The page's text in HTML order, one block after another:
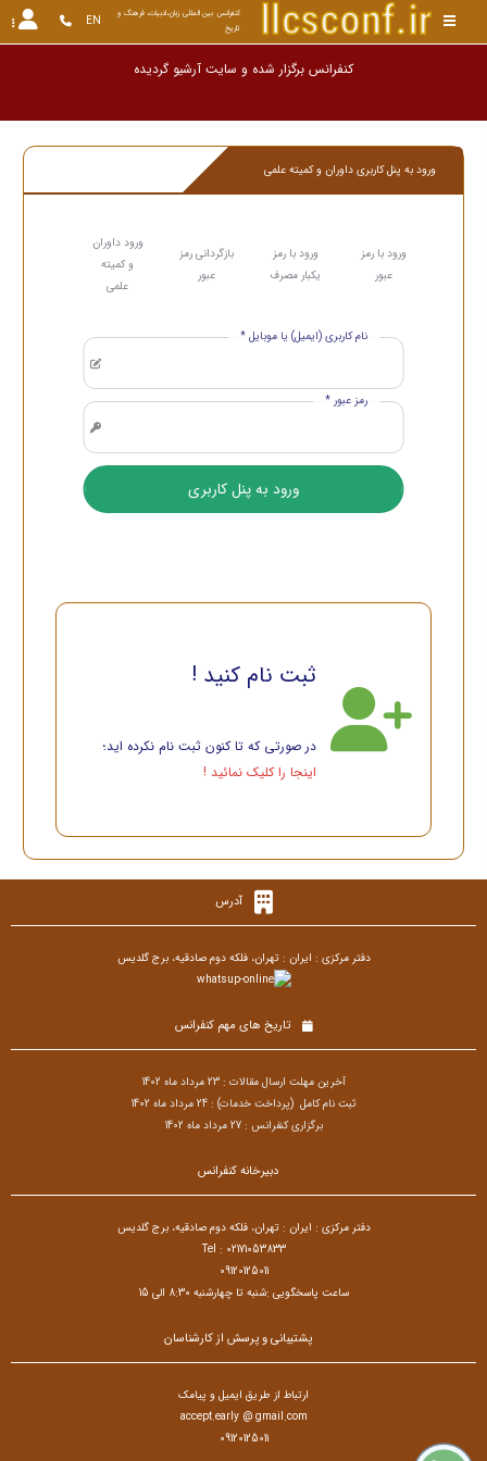
تاریخ
EN
کنفرانس برگزار شده و سایت آرشیو گ
ورود به پنل کاربری داوران و کمیته علمی
ورود با رمز
عبور
ورود با رمز
یکبار مصرف
بازگردانی رمز
عبور
ورود داوران
و کمیته
علمی
نام کاربری (ایمیل) یا موبایل *
رمز عبور *
ثبت نام کنید !
در صورتی که تا کنون ثبت نام نکرده اید؛
اینجا را کلیک نمائید !
آدرس
دفتر مرکزی : ایران : تهران، فلکه دوم صادقیه، برج گلدیس
تاریخ های مهم کنفرانس
آخرین مهلت ارسال مقالات : 23 مرداد ماه 1402
ثبت نام کامل (پرداخت خدمات) : 24
مرداد ماه 1402
برگزاری کنفرانس : 27 مرداد ماه 1402
دبیرخانه کنفرانس
دفتر مرکزی : ایران : تهران، فلکه دوم صادقیه، برج گلدیس
Tel : 02171053833
09120125011
ساعت پاسخگویی :شنبه تا چهارشنبه 8:30 الی 15
پشتیبانی و پرسش از کارشناسان
ارتباط از طریق ایمیل و پیامک
accept.early @ gmail.com
09120125011